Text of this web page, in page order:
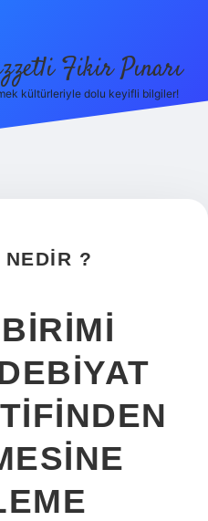
Fikir Pınarı
kültürleriyle dolu keyifli bilgiler!
?